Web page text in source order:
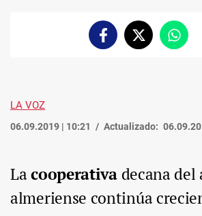
FacebookTwitter
LA VOZ
06.09.2019 | 10:21 Actualizado:
Lacooperativa decana del
almeriense continúa